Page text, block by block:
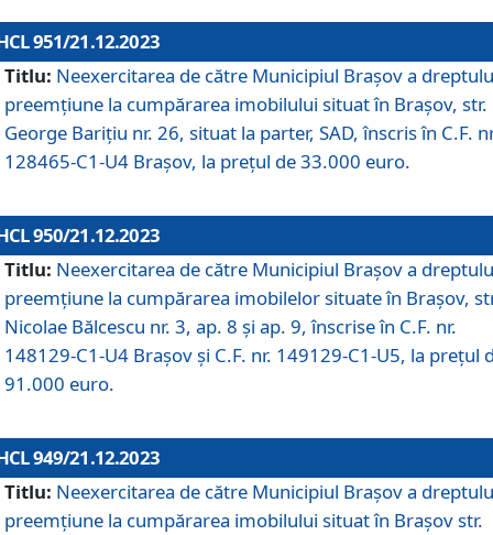
951/21.12.2023
Titlu: Neexercitarea de către Municipiul Brașov a
preemțiune la cumpărarea imobilului situat în Brașov, str.
George Barițiu nr. 26, situat la parter, SAD, înscris în C.F.
128465-C1-U4 Brașov, la prețul de 33.000 euro.
950/21.12.2023
Titlu: Neexercitarea de către Municipiul Brașov a
preemțiune la cumpărarea imobilelor situate în Brașov,
Nicolae Bălcescu nr. 3, ap. 8 și ap. 9, înscrise în C.F. nr.
148129-C1-U4 Brașov și C.F. nr. 149129-C1-U5, la prețul
91.000 euro.
949/21.12.2023
Titlu: Neexercitarea de către Municipiul Brașov a
preemțiune la cumpărarea imobilului situat în Brașov str.